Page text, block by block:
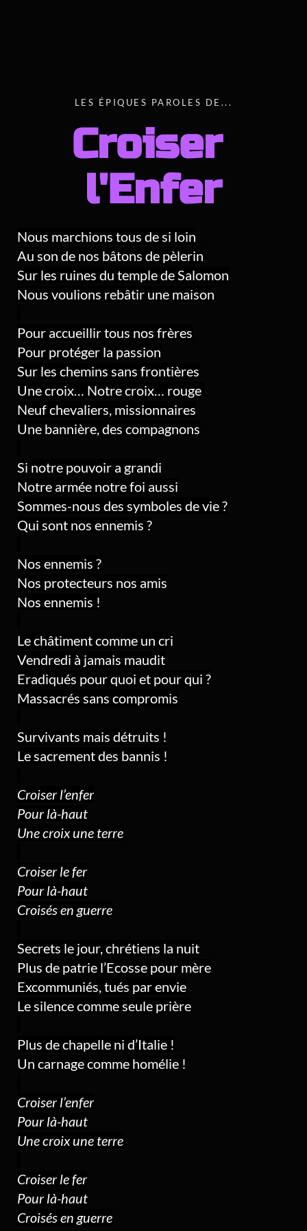
LES ÉPIQUES PAROLES DE...
Croiser
l'Enfer
Nous marchions tous de si loin
Au son de nos bâtons de pèlerin
Sur les ruines du temple de Salomon
Nous voulions rebâtir une maison
Pour accueillir tous nos frères
Pour protéger la passion
Sur les chemins sans frontières
Une croix… Notre croix… rouge
Neuf chevaliers, missionnaires
Une bannière, des compagnons
Si notre pouvoir a grandi
Notre armée notre foi aussi
Sommes-nous des symboles de vie ?
Qui sont nos ennemis ?
Nos ennemis ?
Nos protecteurs nos amis
Nos ennemis !
Le châtiment comme un cri
Vendredi à jamais maudit
Eradiqués pour quoi et pour qui ?
Massacrés sans compromis
Survivants mais détruits !
Le sacrement des bannis !
Croiser l’enfer
Pour là-haut
Une croix une terre
Croiser le fer
Pour là-haut
Croisés en guerre
Secrets le jour, chrétiens la nuit
Plus de patrie l’Ecosse pour mère
Excommuniés, tués par envie
Le silence comme seule prière
Plus de chapelle ni d’Italie !
Un carnage comme homélie !
Croiser l’enfer
Pour là-haut
Une croix une terre
Croiser le fer
Pour là-haut
Croisés en guerre